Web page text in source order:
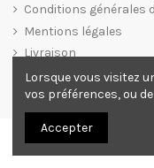
Conditions générales
Mentions légales
Livraison
Plan du site web
© 2012. Tous droits
Lorsque vous visitez
vos préférences, ou
Accepter